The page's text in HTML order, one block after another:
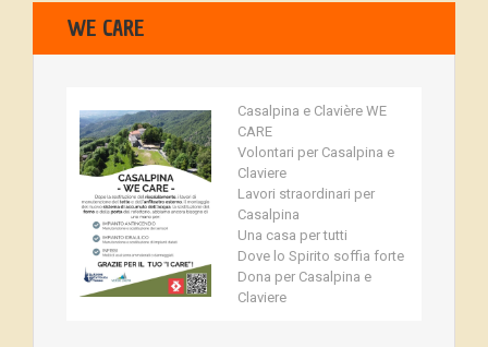
WE CARE
Casalpina e Clavière WE
CARE
Volontari per Casalpina e
Claviere
Lavori straordinari per
Casalpina
Una casa per tutti
Dove lo Spirito soffia forte
Dona per Casalpina e
Claviere